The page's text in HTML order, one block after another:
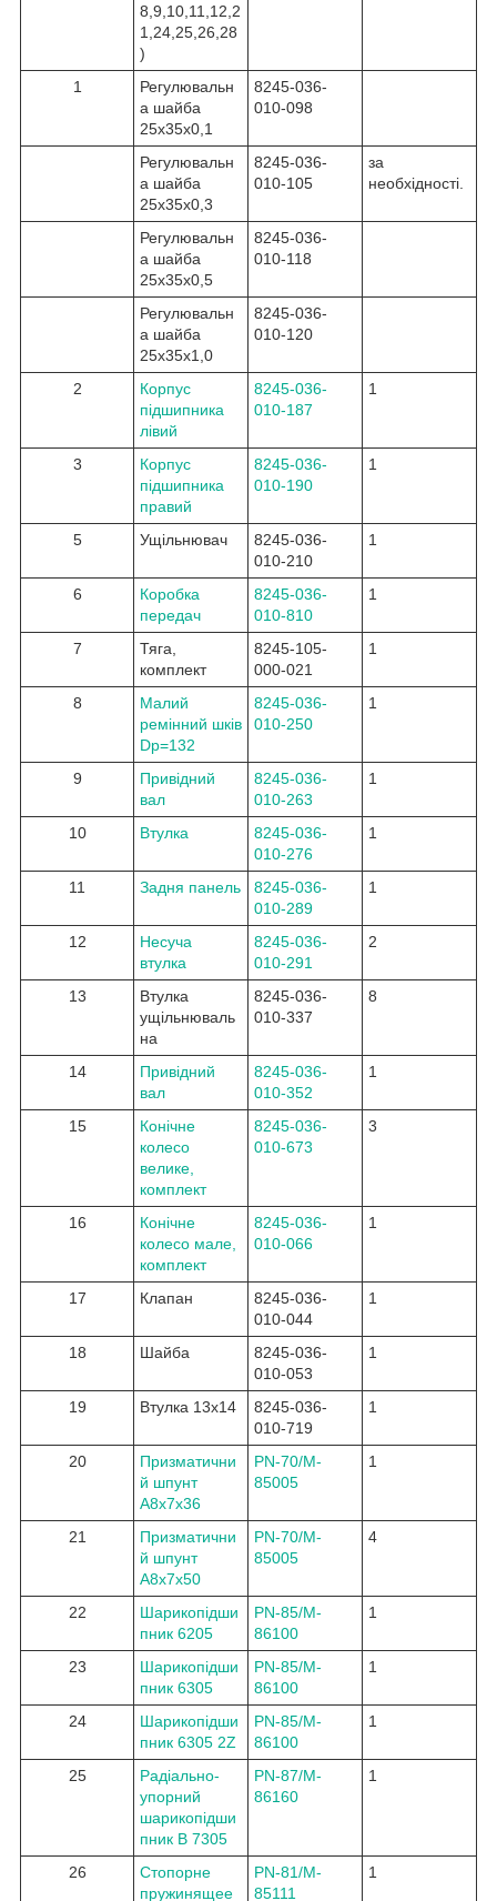
8,9,10,11,12,2
1,24,25,26,28
)
1
Регулювальн
а шайба
25x35x0,1
8245-036-
010-098
Регулювальн
а шайба
25x35x0,3
8245-036-
010-105
за
необхідності.
Регулювальн
а шайба
25x35x0,5
8245-036-
010-118
Регулювальн
а шайба
25x35x1,0
8245-036-
010-120
2
Корпус
підшипника
лівий
8245-036-
010-187
1
3
Корпус
підшипника
правий
8245-036-
010-190
1
5 Ущільнювач
8245-036-
010-210
1
6
Коробка
передач
8245-036-
010-810
1
7
Тяга,
комплект
8245-105-
000-021
1
8
Малий
ремінний шків
Dp=132
8245-036-
010-250
1
9
Привідний
вал
8245-036-
010-263
1
10 Втулка
8245-036-
010-276
1
11 Задня панель
8245-036-
010-289
1
12
Несуча
втулка
8245-036-
010-291
2
13
Втулка
ущільнюваль
на
8245-036-
010-337
8
14
Привідний
вал
8245-036-
010-352
1
15
Конічне
колесо
велике,
комплект
8245-036-
010-673
3
16
Конічне
колесо мале,
комплект
8245-036-
010-066
1
17 Клапан
8245-036-
010-044
1
18 Шайба
8245-036-
010-053
1
19 Втулка 13x14
8245-036-
010-719
1
20
Призматични
й шпунт
A8x7x36
PN-70/M-
85005
1
21
Призматични
й шпунт
A8x7x50
PN-70/M-
85005
4
22
Шарикопідши
пник 6205
PN-85/M-
86100
1
23
Шарикопідши
пник 6305
PN-85/M-
86100
1
24
Шарикопідши
пник 6305 2Z
PN-85/M-
86100
1
25
Радіально-
упорний
шарикопідши
пник B 7305
PN-87/M-
86160
1
26
Стопорне
пружинящее
PN-81/M-
85111
1